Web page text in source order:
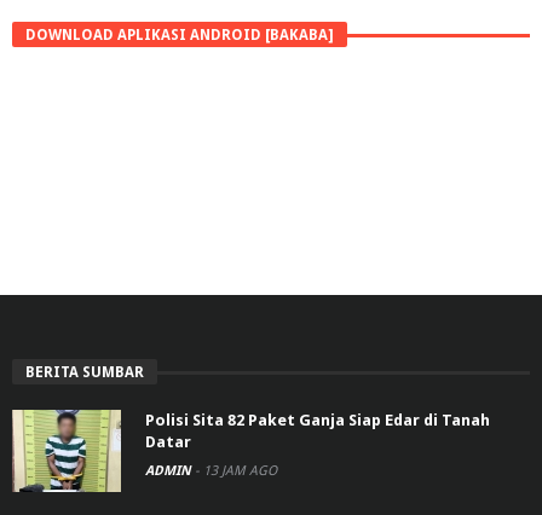
DOWNLOAD APLIKASI ANDROID [BAKABA]
BERITA SUMBAR
Polisi Sita 82 Paket Ganja Siap Edar di Tanah
Datar
ADMIN - 13 JAM AGO